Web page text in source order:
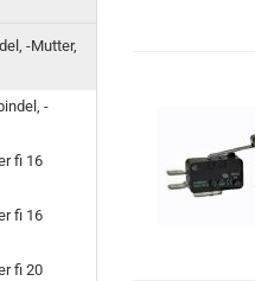
-Mutter,
-
fi 16
fi 16
fi 20